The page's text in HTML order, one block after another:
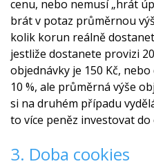
cenu, nebo nemusí „hrát
brát v potaz průměrnou
kolik korun reálně
jestliže dostanete provizi
objednávky je 150 Kč,
10 %, ale průměrná výše
si na druhém případu
to více peněz investovat
3. Doba cookies